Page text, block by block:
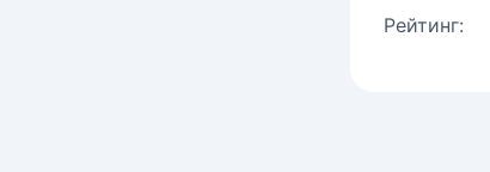
Рейтинг: